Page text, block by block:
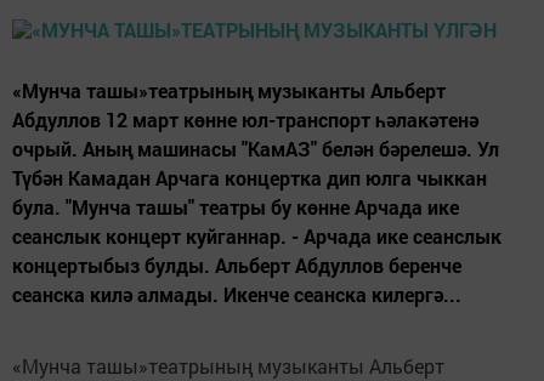
«Мунча ташы»театрының музыканты Альберт
Абдуллов 12 март көнне юл-транспорт һәлакәтенә
очрый. Аның машинасы "КамАЗ" белән бәрелешә. Ул
Түбән Камадан Арчага концертка дип юлга чыккан
була. "Мунча ташы" театры бу көнне Арчада ике
сеанслык концерт куйганнар. - Арчада ике сеанслык
концертыбыз булды. Альберт Абдуллов беренче
сеанска килә алмады. Икенче сеанска килергә...
«Мунча ташы»театрының музыканты Альберт